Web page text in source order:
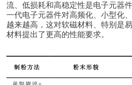
流、低损耗和高稳定性是电子元器
一代电子元器件对高频化、小型化
越来越高，这对软磁材料、特别是
材料提出了更高的性能要求。